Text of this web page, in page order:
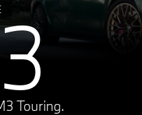
Touring.